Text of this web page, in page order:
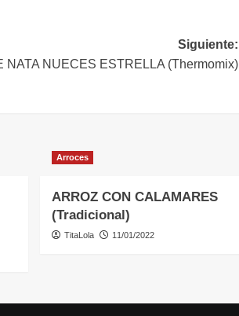
Siguiente:
NATA NUECES ESTRELLA (Thermomix)
Arroces
ARROZ CON CALAMARES
(Tradicional)
TitaLola 11/01/2022